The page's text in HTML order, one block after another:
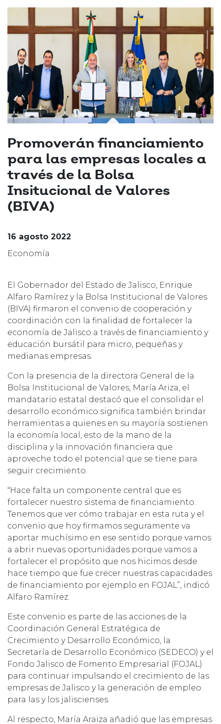
Promoverán financiamiento
para las empresas locales a
través de la Bolsa
Insitucional de Valores
(BIVA)
16 agosto 2022
Economía
El Gobernador del Estado de Jalisco, Enrique
Alfaro Ramírez y la Bolsa Institucional de Valores
(BIVA) firmaron el convenio de cooperación y
coordinación con la finalidad de fortalecer la
economía de Jalisco a través de financiamiento y
educación bursátil para micro, pequeñas y
medianas empresas.
Con la presencia de la directora General de la
Bolsa Institucional de Valores, María Ariza, el
mandatario estatal destacó que el consolidar el
desarrollo económico significa también brindar
herramientas a quienes en su mayoría sostienen
la economía local, esto de la mano de la
disciplina y la innovación financiera que
aproveche todo el potencial que se tiene para
seguir crecimiento.
“Hace falta un componente central que es
fortalecer nuestro sistema de financiamiento.
Tenemos que ver cómo trabajar en esta ruta y el
convenio que hoy firmamos seguramente va
aportar muchísimo en ese sentido porque vamos
a abrir nuevas oportunidades porque vamos a
fortalecer el propósito que nos hicimos desde
hace tiempo que fue crecer nuestras capacidades
de financiamiento por ejemplo en FOJAL”, indicó
Alfaro Ramírez.
Este convenio es parte de las acciones de la
Coordinación General Estratégica de
Crecimiento y Desarrollo Económico, la
Secretaría de Desarrollo Económico (SEDECO) y el
Fondo Jalisco de Fomento Empresarial (FOJAL)
para continuar impulsando el crecimiento de las
empresas de Jalisco y la generación de empleo
para las y los jaliscienses.
Al respecto, María Araiza añadió que las empresas